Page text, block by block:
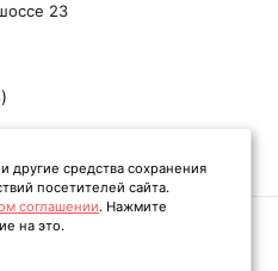
23
2026
средства сохранения
посетителей сайта.
соглашении. Нажмите
на это.